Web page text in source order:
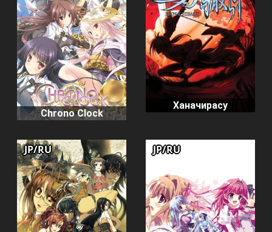
Chrono Clock
Ханачирасу
JP/RU JP/RU